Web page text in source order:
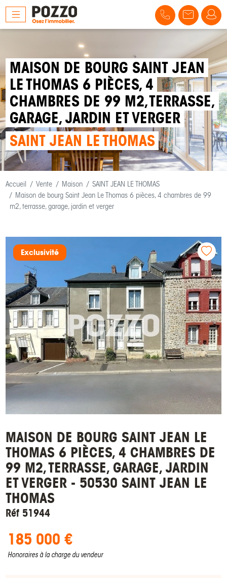
MAISON DE BOURG SAINT JEAN
LE THOMAS 6 PIÈCES, 4
CHAMBRES DE 99 M2, TERRASSE,
GARAGE, JARDIN ET VERGER
SAINT JEAN LE THOMAS
Accueil Vente Maison
SAINT JEAN LE THOMAS
Maison de bourg Saint Jean Le Thomas 6 pièces, 4 chambres de 99
m2, terrasse, garage, jardin et verger
Exclusivité
MAISON DE BOURG SAINT JEAN LE
THOMAS 6 PIÈCES, 4 CHAMBRES DE
99 M2, TERRASSE, GARAGE, JARDIN
ET VERGER - 50530 SAINT JEAN LE
THOMAS
Réf 51944
185 000 €
Honoraires à la charge du vendeur